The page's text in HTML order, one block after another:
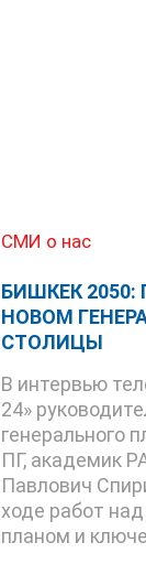
СМИ о нас
БИШКЕК
НОВОМ
СТОЛИЦЫ
В интервью
24»
генерального
ПГ, академик
Павлович
ходе работ
планом и